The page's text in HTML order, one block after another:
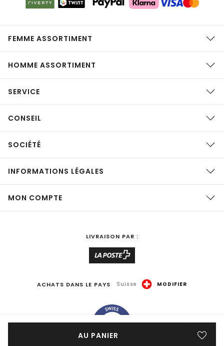
AU PANIER
FEMME ASSORTIMENT
HOMME ASSORTIMENT
SERVICE
CONSEIL
SOCIÉTÉ
INFORMATIONS LÉGALES
MON COMPTE
LIVRAISON PAR :
ACHATS DANS LE PAYS Suisse MODIFIER